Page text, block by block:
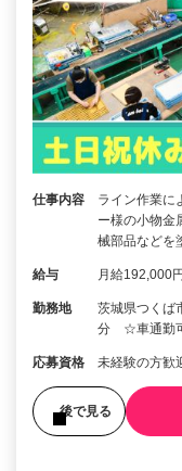
仕事内容
ライン作業に
ー様の小物金
械部品などを
給与 月給192,000
勤務地
茨城県つくば
分 ☆車通勤
応募資格 未経験の方
後で見る